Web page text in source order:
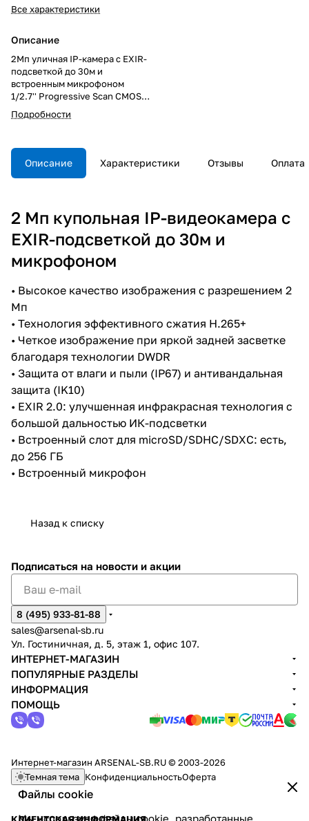
Все характеристики
Описание
2Мп уличная IP-камера с EXIR-
подсветкой до 30м и
встроенным микрофоном
1/2.7'' Progressive Scan CMOS
матрица; объектив 4мм; угол
обзора 90.2°; механический ИК-
H.265/H.265+/H.264/H.264+/MJ
PEG, DWDR, 3D DNR; ROI, BLC;
Smart ИК; видеобитрейт
карты до 256Гб, IK10, IP67; -40°C
до +60°C; DC12В±25%/PoE(IEEE
802.3af); 6,5Вт макс.
Подробности
Описание Характеристики Отзывы Оплата
2 Мп купольная IP-видеокамера с
EXIR-подсветкой до 30м и
микрофоном
• Высокое качество изображения с разрешением 2
Мп
• Технология эффективного сжатия H.265+
• Четкое изображение при яркой задней засветке
благодаря технологии DWDR
• Защита от влаги и пыли (IP67) и антивандальная
защита (IK10)
• EXIR 2.0: улучшенная инфракрасная технология с
большой дальностью ИК-подсветки
• Встроенный слот для microSD/SDHC/SDXC: есть,
до 256 ГБ
• Встроенный микрофон
Назад к списку
Файлы cookie
Мы используем файлы cookie, разработанные
Подписаться на новости и акции
8 (495) 933-81-88
sales@arsenal-sb.ru
Ул. Гостиничная, д. 5, этаж 1, офис 107.
ИНТЕРНЕТ-МАГАЗИН
ПОПУЛЯРНЫЕ РАЗДЕЛЫ
ИНФОРМАЦИЯ
ПОМОЩЬ
Интернет-магазин ARSENAL-SB.RU © 2003-2026
Темная тема КонфиденциальностьОферта